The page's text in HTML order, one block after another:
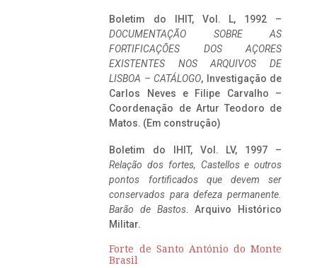
Boletim do IHIT, Vol. L, 1992 –
DOCUMENTAÇÃO SOBRE AS
FORTIFICAÇÕES DOS AÇORES
EXISTENTES NOS ARQUIVOS DE
LISBOA – CATÁLOGO, Investigação de
Carlos Neves e Filipe Carvalho –
Coordenação de Artur Teodoro de
Matos. (Em construção)
Boletim do IHIT, Vol. LV, 1997 –
Relação dos fortes, Castellos e outros
pontos fortificados que devem ser
conservados para defeza permanente.
Barão de Bastos. Arquivo Histórico
Militar.
Forte de Santo António do Monte
Brasil